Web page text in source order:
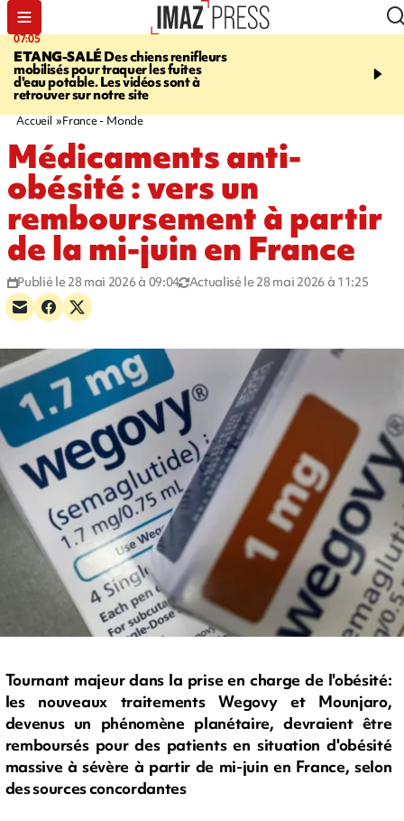
07:05
ETANG-SALÉDes chiens renifleurs
mobilisés pour traquer les fuites
d'eau potable. Les vidéos sont à
retrouver sur notre site
09:53
CATASTROPHIQUE
sécheresse, incendies -
Accueil France - Monde
Médicaments anti-
obésité : vers un
remboursement à partir
de la mi-juin en France
Publié le 28 mai 2026 à 09:04 Actualisé le 28 mai 2026 à 11:25
Tournant majeur dans la prise en charge de l'obésité:
les nouveaux traitements Wegovy et Mounjaro,
devenus un phénomène planétaire, devraient être
remboursés pour des patients en situation d'obésité
massive à sévère à partir de mi-juin en France, selon
des sources concordantes